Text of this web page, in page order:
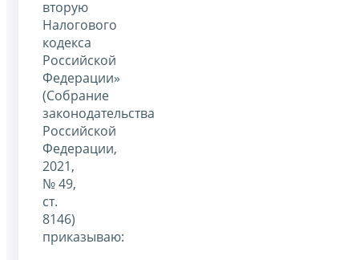
вторую
Налогового
кодекса
Российской
Федерации»
(Собрание
законодательства
Российской
Федерации,
2021,
№ 49,
ст.
8146)
приказываю: